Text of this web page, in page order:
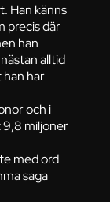
Han känns
precis där
han
alltid
har
och i
9,8 miljoner
med ord
saga